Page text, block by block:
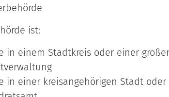
ist:
in einem Stadtkreis oder einer
in einer kreisangehörigen Stadt oder